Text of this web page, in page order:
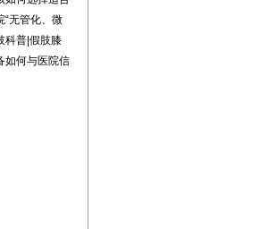
“无管化、微
科普|假肢膝
如何与医院信